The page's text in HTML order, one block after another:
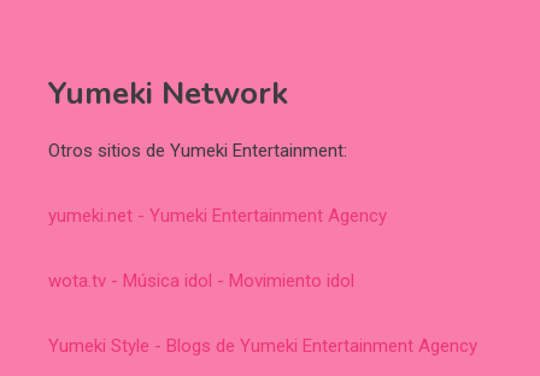
Yumeki Network
Otros sitios de Yumeki Entertainment:
yumeki.net - Yumeki Entertainment Agency
wota.tv - Música idol - Movimiento idol
Yumeki Style - Blogs de Yumeki Entertainment Agency